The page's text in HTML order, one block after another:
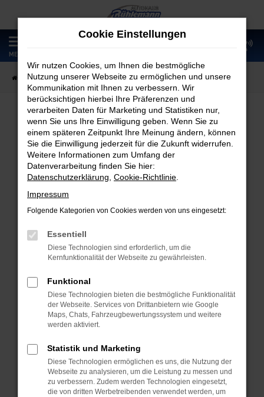
Zum
Hauptinhalt
springen
MENÜ
Startseite Fahrzeugangebote Fahrzeugmarkt
Fahrzeugmarkt
Fehler: Network Error
Beim Laden ist ein Fehler aufgetreten.
Hier sind ein paar Tipps, die dir helfen können:
Überprüfe deine Firewall und deine
Laden andere Webseiten, zum Beispiel
deine Suchmaschine?
Prüfe deine Browsererweiterungen.
Manche Erweiterungen, wie Werbeblocker,
können das Laden bestimmter Seiten
verhindern. Funktioniert die Seite in einem
anderen Browser oder in einem privaten
Fenster?
Cookie Einstellungen
Wir nutzen Cookies, um Ihnen die bestmögliche
Nutzung unserer Webseite zu ermöglichen und unsere
Kommunikation mit Ihnen zu verbessern. Wir
berücksichtigen hierbei Ihre Präferenzen und
verarbeiten Daten für Marketing und Statistiken nur,
wenn Sie uns Ihre Einwilligung geben. Wenn Sie zu
einem späteren Zeitpunkt Ihre Meinung ändern, können
Sie die Einwilligung jederzeit für die Zukunft widerrufen.
Weitere Informationen zum Umfang der
Datenverarbeitung finden Sie hier:
Datenschutzerklärung Cookie-Richtlinie
Impressum
Folgende Kategorien von Cookies werden von uns eingesetzt:
Essentiell
Diese Technologien sind erforderlich, um die
Kernfunktionalität der Webseite zu gewährleisten.
Funktional
Diese Technologien bieten die bestmögliche Funktionalität
der Webseite. Services von Drittanbietern wie Google
Maps, Chats, Fahrzeugbewertungssystem und weitere
werden aktiviert.
Statistik und Marketing
Diese Technologien ermöglichen es uns, die Nutzung der
Webseite zu analysieren, um die Leistung zu messen und
zu verbessern. Zudem werden Technologien eingesetzt,
die von dritten Werbetreibenden verwendet werden, um